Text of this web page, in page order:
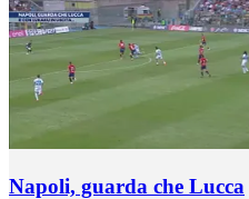
Napoli, guarda che Lucca